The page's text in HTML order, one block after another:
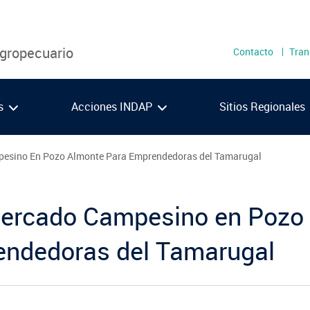
Menú
secundario
Contacto
Acciones INDAP Sitios Regionales
Metropolitana
Ñuble
Biobío
VIDEOS PODCAST
En Pozo Almonte Para Emprendedoras del Tamarugal
Campesino en Pozo
del Tamarugal